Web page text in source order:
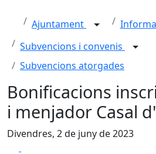
Ajuntament
Subvencions i convenis
Subvencions atorgades
Bonificacions
i menjador Casal
Divendres, 2 de juny de 2023